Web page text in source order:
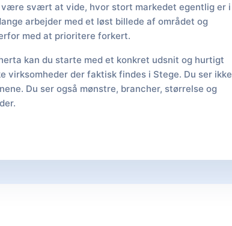
være svært at vide, hvor stort markedet egentlig er i
arbejder med et løst billede af området og
med at prioritere forkert.
kan du starte med et konkret udsnit og hurtigt
virksomheder der faktisk findes i Stege. Du ser ikke
Du ser også mønstre, brancher, størrelse og